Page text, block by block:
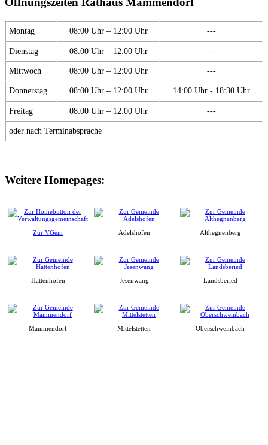
Montag 08:00 Uhr – 12:00 Uhr ---
Dienstag 08:00 Uhr – 12:00 Uhr ---
Mittwoch 08:00 Uhr – 12:00 Uhr ---
Donnerstag 08:00 Uhr – 12:00 Uhr 14:00 Uhr - 18:30 Uhr
Freitag 08:00 Uhr – 12:00 Uhr ---
oder nach Terminabsprache
Weitere Homepages:
Zur VGem Adelshofen Althegnenberg
Hattenhofen Jesenwang Landsberied
Mammendorf Mittelstetten Oberschweinbach